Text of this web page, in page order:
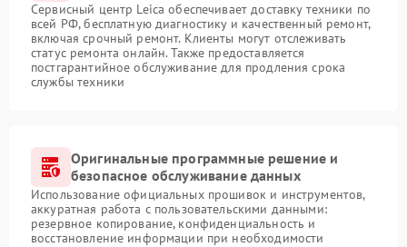
Сервисный центр Leica обеспечивает доставку техники по
всей РФ, бесплатную диагностику и качественный ремонт,
включая срочный ремонт. Клиенты могут отслеживать
статус ремонта онлайн. Также предоставляется
постгарантийное обслуживание для продления срока
службы техники
Оригинальные программные решение и
безопасное обслуживание данных
Использование официальных прошивок и инструментов,
аккуратная работа с пользовательскими данными:
резервное копирование, конфиденциальность и
восстановление информации при необходимости